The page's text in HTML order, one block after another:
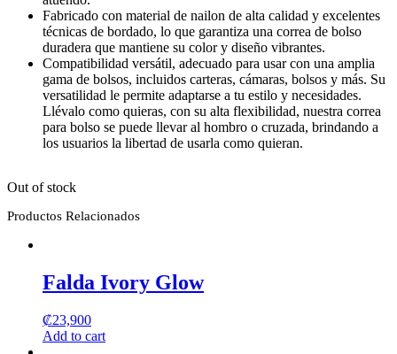
Fabricado con material de nailon de alta calidad y excelentes
técnicas de bordado, lo que garantiza una correa de bolso
duradera que mantiene su color y diseño vibrantes.
Compatibilidad versátil, adecuado para usar con una amplia
gama de bolsos, incluidos carteras, cámaras, bolsos y más. Su
versatilidad le permite adaptarse a tu estilo y necesidades.
Llévalo como quieras, con su alta flexibilidad, nuestra correa
para bolso se puede llevar al hombro o cruzada, brindando a
los usuarios la libertad de usarla como quieran.
Out of stock
Productos Relacionados
Falda Ivory Glow
₡23,900
Add to cart